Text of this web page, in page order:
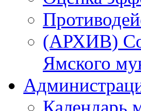
(АРХИВ)
Ямского